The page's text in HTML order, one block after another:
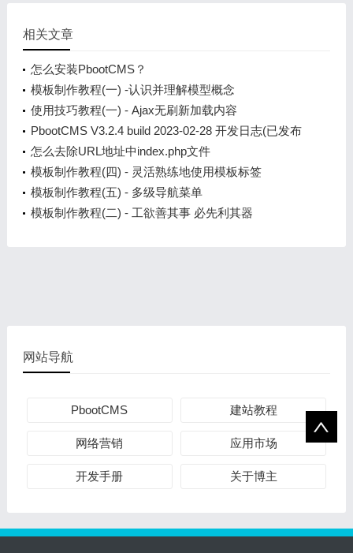
相关文章
怎么安装PbootCMS？
模板制作教程(一) -认识并理解模型概念
使用技巧教程(一) - Ajax无刷新加载内容
PbootCMS V3.2.4 build 2023-02-28 开发日志(已发布
正式版)
怎么去除URL地址中index.php文件
模板制作教程(四) - 灵活熟练地使用模板标签
模板制作教程(五) - 多级导航菜单
模板制作教程(二) - 工欲善其事 必先利其器
网站导航
PbootCMS 建站教程
网络营销 应用市场
开发手册 关于博主